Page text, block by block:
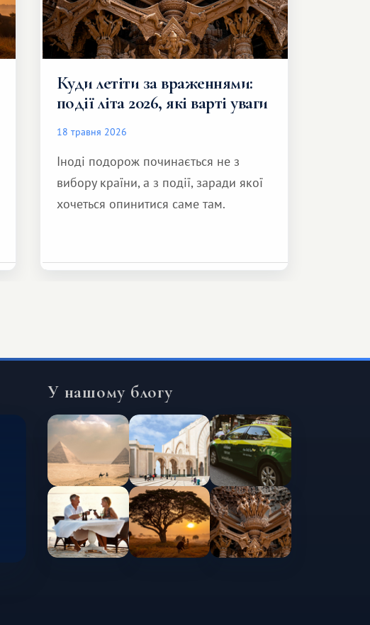
Куди летіти за враженнями:
події літа 2026, які варті уваги
18 травня 2026
Іноді подорож починається не з
вибору країни, а з події, заради якої
хочеться опинитися саме там.
У нашому блогу